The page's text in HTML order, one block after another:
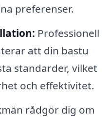
preferenser.
Professionell
att din bastu
standarder, vilket
och effektivitet.
rådgör dig om